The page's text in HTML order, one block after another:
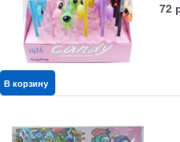
72
В корзину